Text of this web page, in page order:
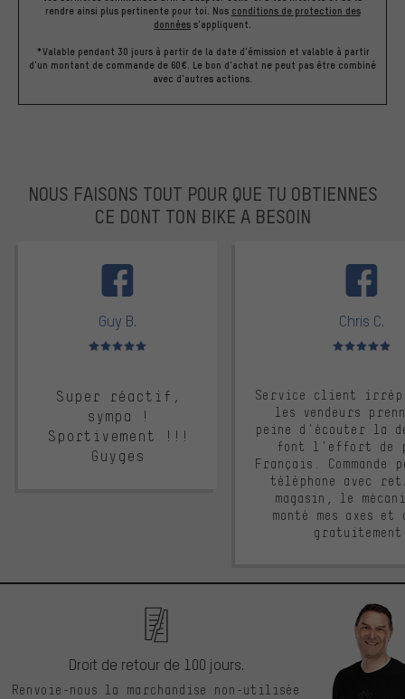
rendre ainsi plus pertinente pour toi. Nos conditions de protection des
données s'appliquent.
*Valable pendant 30 jours à partir de la date d'émission et valable à partir
d'un montant de commande de 60€. Le bon d'achat ne peut pas être combiné
avec d'autres actions.
NOUS FAISONS TOUT POUR QUE TU OBTIENNES
CE DONT TON BIKE A BESOIN
Guy B.
Note moyenne : 5 sur 5
Super réactif,
sympa !
Sportivement !!!
Guyges
Chris C.
Note moyenne :
Service client
les vendeurs
peine d'écouter la
font l'effort de
Français. Commande
téléphone avec
magasin, le
monté mes axes et
Droit de retour de 100 jours.
Renvoie-nous la marchandise non-utilisée